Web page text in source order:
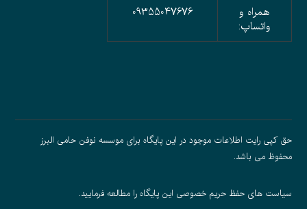
همراه و
واتساپ:
09355047676
حق کپی رایت اطلاعات موجود در این پایگاه برای موسسه نوفن حامی البرز
محفوظ می باشد.
سیاست های حفظ حریم خصوصی این پایگاه را مطالعه فرمایید.